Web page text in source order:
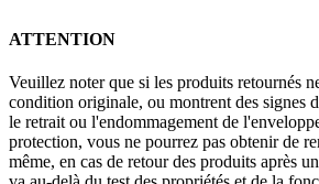
ATTENTION
Veuillez noter que si les produits retournés
condition originale, ou montrent des signes
le retrait ou l'endommagement de
protection, vous ne pourrez pas obtenir de
même, en cas de retour des produits après